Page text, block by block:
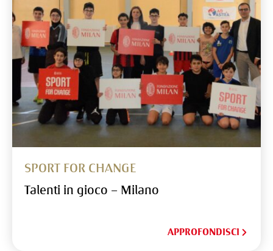
SPORT FOR CHANGE
Talenti in gioco – Milano
APPROFONDISCI